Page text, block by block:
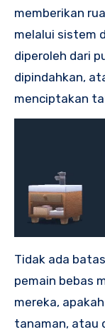
memberikan
melalui sistem
diperoleh dari
dipindahkan,
menciptakan
Tidak ada
pemain bebas
mereka,
tanaman, atau